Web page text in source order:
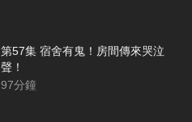
第57集 宿舍有鬼！房間傳來哭泣
聲！
97分鐘